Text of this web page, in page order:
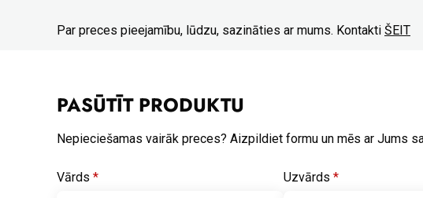
Par preces pieejamību, lūdzu, sazināties ar mums. Kontakti ŠEIT
PASŪTĪT PRODUKTU
Nepieciešamas vairāk preces? Aizpildiet formu un mēs ar Jums
Vārds * Uzvārds *